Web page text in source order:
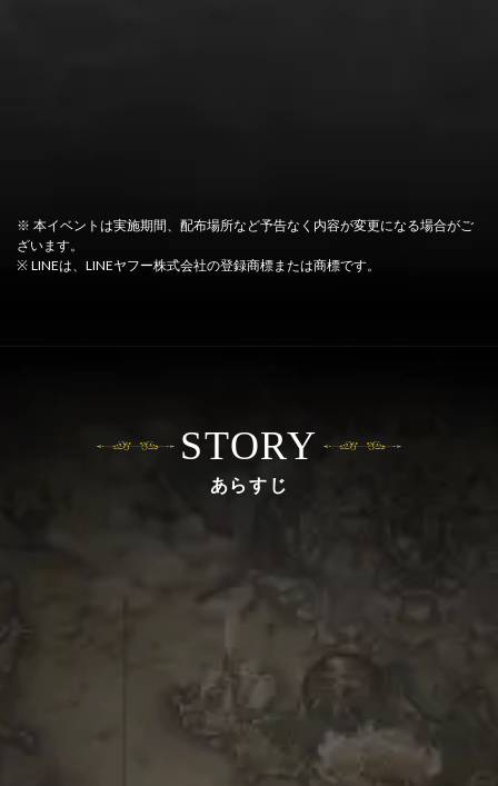
※ 本イベントは実施期間、配布場所など予告なく内容が変更になる場合がご
ざいます。
※ LINEは、LINEヤフー株式会社の登録商標または商標です。
STORY
あらすじ